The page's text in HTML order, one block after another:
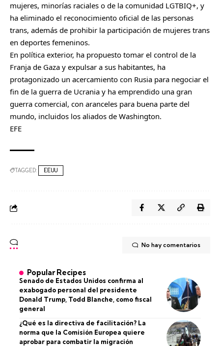
mujeres, minorías raciales o de la comunidad LGTBIQ+, y
ha eliminado el reconocimiento oficial de las personas
trans, además de prohibir la participación de mujeres trans
en deportes femeninos.
En política exterior, ha propuesto tomar el control de la
Franja de Gaza y expulsar a sus habitantes, ha
protagonizado un acercamiento con Rusia para negociar el
fin de la guerra de Ucrania y ha emprendido una gran
guerra comercial, con aranceles para buena parte del
mundo, incluidos los aliados de Washington.
EFE
TAGGED: EEUU
No hay comentarios
Popular Recipes
Senado de Estados Unidos confirma al
exabogado personal del presidente
Donald Trump, Todd Blanche, como fiscal
general
¿Qué es la directiva de facilitación? La
norma que la Comisión Europea quiere
aprobar para combatir la migración